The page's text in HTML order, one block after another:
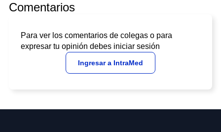
Comentarios
Para ver los comentarios de colegas o para
expresar tu opinión debes iniciar sesión
Ingresar a IntraMed